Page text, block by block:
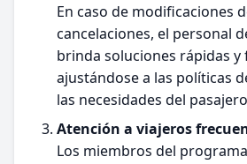
En caso de modificaciones
cancelaciones, el personal
brinda soluciones rápidas y
ajustándose a las políticas
las necesidades del
Atención a viajeros
Los miembros del